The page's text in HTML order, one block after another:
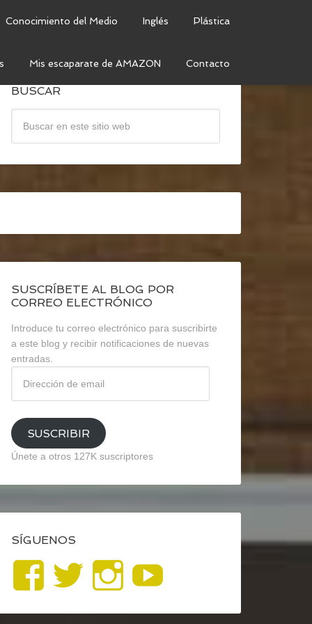
Conocimiento del Medio Inglés Plástica
Mis escaparate de AMAZON Contacto
BUSCAR
SUSCRÍBETE AL BLOG POR
CORREO ELECTRÓNICO
Introduce tu correo electrónico para suscribirte
a este blog y recibir notificaciones de nuevas
entradas.
email
SUSCRIBIR
Únete a otros 127K suscriptores
SÍGUENOS
Ver
perfil
Ver
perfil
Ver
perfil